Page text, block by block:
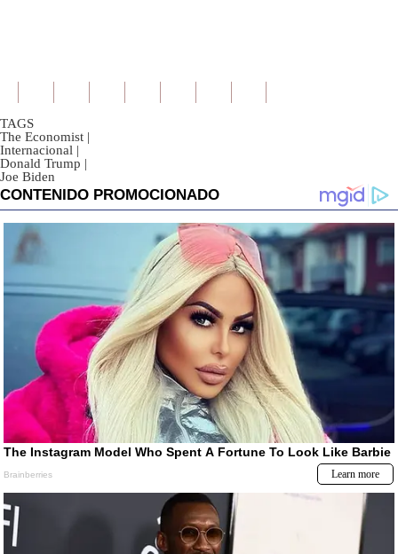
TAGS
The Economist |
Internacional |
Donald Trump |
Joe Biden